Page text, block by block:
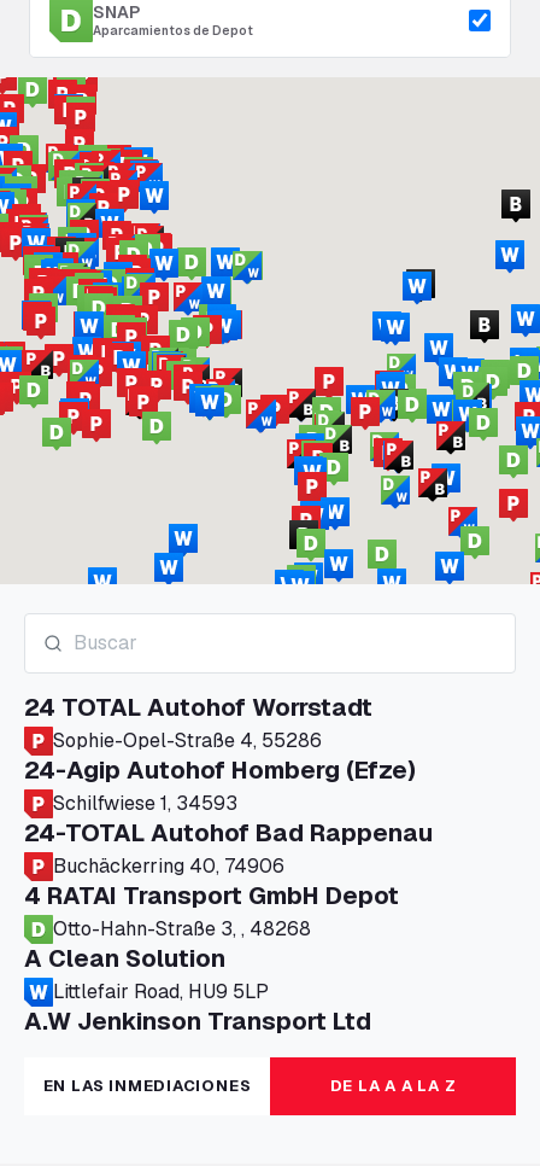
SNAP
Aparcamientos de Depot
24 TOTAL Autohof Worrstadt
Sophie-Opel-Straße 4, 55286
24-Agip Autohof Homberg (Efze)
Schilfwiese 1, 34593
24-TOTAL Autohof Bad Rappenau
Buchäckerring 40, 74906
4 RATAI Transport GmbH Depot
Otto-Hahn-Straße 3, , 48268
A Clean Solution
Littlefair Road, HU9 5LP
A.W Jenkinson Transport Ltd
Progress House, ME11 5GA
A+G Nettetal - Depot Parking
Am Panneschopp 7, 41334
EN LAS INMEDIACIONES DE LA A A LA Z